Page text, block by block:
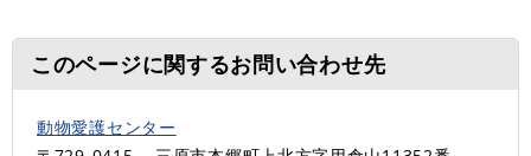
このページに関するお問い合わせ先
動物愛護センター